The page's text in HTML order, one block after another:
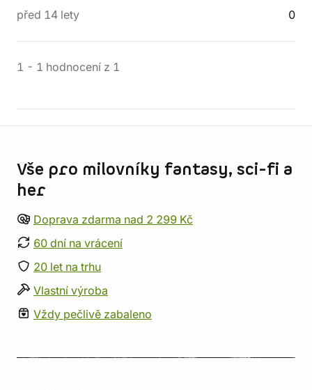
před 14 lety 0
1 - 1 hodnocení z 1
Vše pro milovníky fantasy, sci-fi a
her
Doprava zdarma nad 2 299 Kč
60 dní na vrácení
20 let na trhu
Vlastní výroba
Vždy pečlivě zabaleno